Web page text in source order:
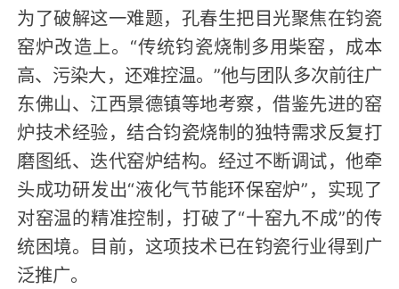
为了破解这一难题，孔春生把目光聚焦在钧瓷
窑炉改造上。“传统钧瓷烧制多用柴窑，成本
高、污染大，还难控温。”他与团队多次前往广
东佛山、江西景德镇等地考察，借鉴先进的窑
炉技术经验，结合钧瓷烧制的独特需求反复打
磨图纸、迭代窑炉结构。经过不断调试，他牵
头成功研发出“液化气节能环保窑炉”，实现了
对窑温的精准控制，打破了“十窑九不成”的传
统困境。目前，这项技术已在钧瓷行业得到广
泛推广。